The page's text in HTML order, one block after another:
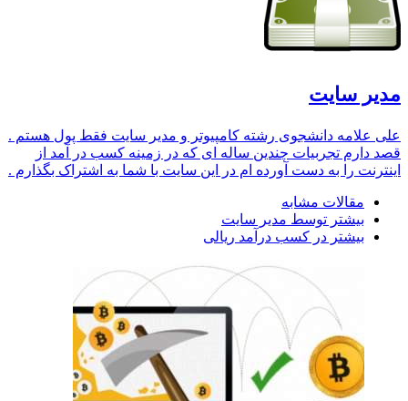
مدیر سایت
علی علامه دانشجوی رشته کامپیوتر و مدیر سایت فقط پول هستم .
قصد دارم تجربیات چندین ساله ای که در زمینه کسب در آمد از
اینترنت را به دست آورده ام در این سایت با شما به اشتراک بگذارم .
مقالات مشابه
بیشتر توسط مدیر سایت
بیشتر در کسب درآمد ریالی